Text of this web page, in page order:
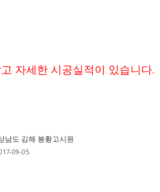
자세한 시공실적이 있습니다.
2017 경상남도 김해 봉황고시원
09-05